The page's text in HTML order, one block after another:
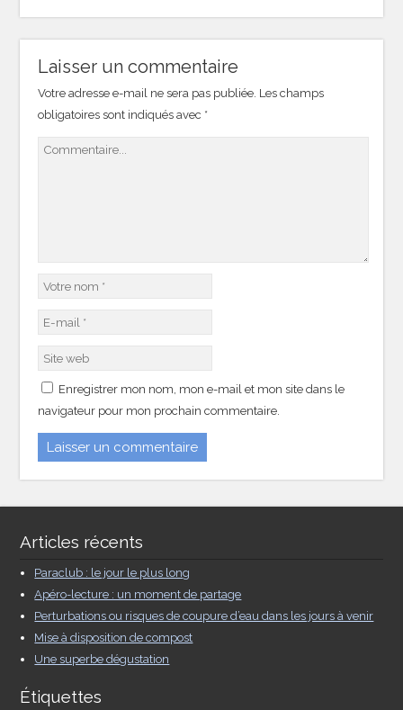
Laisser un commentaire
Votre adresse e-mail ne sera pas publiée. Les champs
obligatoires sont indiqués avec *
Enregistrer mon nom, mon e-mail et mon site dans le
navigateur pour mon prochain commentaire.
Articles récents
Paraclub : le jour le plus long
Apéro-lecture : un moment de partage
Perturbations ou risques de coupure d’eau dans les jours à venir
Mise à disposition de compost
Une superbe dégustation
Étiquettes